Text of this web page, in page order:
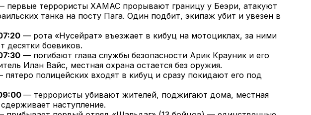
первые террористы ХАМАС прорывают границу у Беэри, атакуют
танка на посту Пага. Один подбит, экипаж убит и увезен в
— рота «Нусейрат» въезжает в кибуц на мотоциклах, за ними
десятки боевиков.
— погибают глава службы безопасности Арик Крауник и его
Илан Вайс, местная охрана остается без оружия.
пятеро полицейских входят в кибуц и сразу покидают его под
— террористы убивают жителей, поджигают дома, местная
наступление.